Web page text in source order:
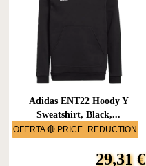
OFERTA 🔴 PRICE_REDUCTION
Adidas ENT22 Hoody Y
Sweatshirt, Black,...
29,31 €